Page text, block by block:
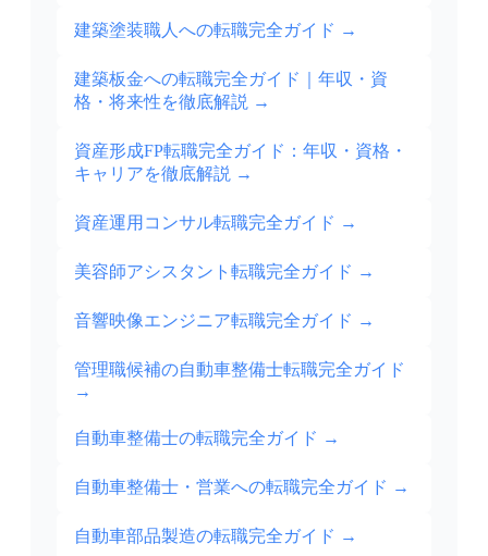
建築塗装職人への転職完全ガイド →
建築板金への転職完全ガイド｜年収・資
格・将来性を徹底解説 →
資産形成FP転職完全ガイド：年収・資格・
キャリアを徹底解説 →
資産運用コンサル転職完全ガイド →
美容師アシスタント転職完全ガイド →
音響映像エンジニア転職完全ガイド →
管理職候補の自動車整備士転職完全ガイド
→
自動車整備士の転職完全ガイド →
自動車整備士・営業への転職完全ガイド →
自動車部品製造の転職完全ガイド →